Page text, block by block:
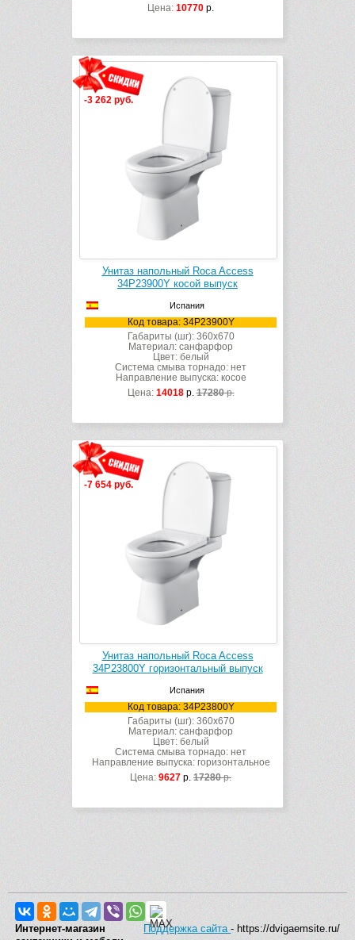
Цена: 10770 р.
-3 262 руб.
Унитаз напольный Roca Access
34P23900Y косой выпуск
Испания
Код товара: 34P23900Y
Габариты (шг): 360x670
Материал: санфарфор
Цвет: белый
Система смыва торнадо: нет
Направление выпуска: косое
Цена: 14018р.17280р.
-7 654 руб.
Унитаз напольный Roca Access
34P23800Y горизонтальный выпуск
Испания
Код товара: 34P23800Y
Габариты (шг): 360x670
Материал: санфарфор
Цвет: белый
Система смыва торнадо: нет
Направление выпуска: горизонтальное
Цена: 9627 р. 17280р.
Поддержка сайта- https://dvigaemsite.ru/
Интернет-магазин